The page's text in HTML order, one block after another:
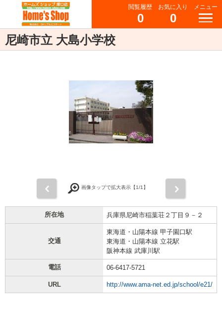
閲覧履歴
0
お気に入り
0
メニュー
尼崎市立 大島小学校
画像タップで拡大表示【1/1】
所在地 兵庫県尼崎市稲葉荘２丁目９－２
交通
東海道・山陽本線 甲子園口駅
東海道・山陽本線 立花駅
阪神本線 武庫川駅
電話 06-6417-5721
URL http://www.ama-net.ed.jp/school/e21/